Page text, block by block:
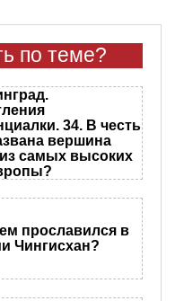
по теме?
34. В честь
вершина
самых высоких
прославился в
Чингисхан?